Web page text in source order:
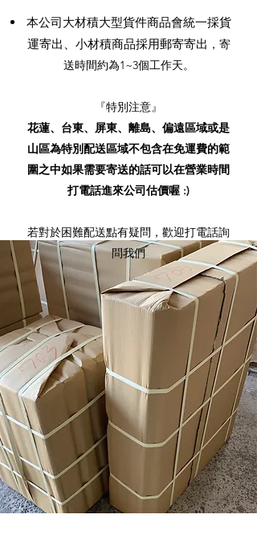
本公司大材積大型貨件商品會統一採貨
運寄出、小材積商品採用郵寄寄出 ，寄
送時間約為1~3個工作天。
『特別注意』
花蓮、台東、屏東、離島、偏遠區域或是
山區為特別配送區域不包含在免運費的範
圍之中如果需要寄送的話可以在營業時間
打電話進來公司估價喔 :)
若對於困難配送點有疑問，歡迎打電話詢
問我們